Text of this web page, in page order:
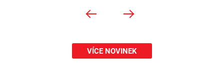
VÍCE NOVINEK